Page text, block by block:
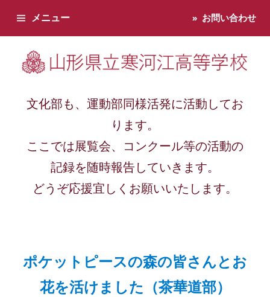
寒河江高校です。学校からのお知らせ、学校生活などお知らせし
メニュー お問い合わせ
文化部も、運動部同様活発に活動してお
ります。
ここでは展覧会、コンクール等の活動の
記録を随時報告していきます。
どうぞ応援宜しくお願いいたします。
ポケットピースの森の皆さんとお
花を活けました（茶華道部）